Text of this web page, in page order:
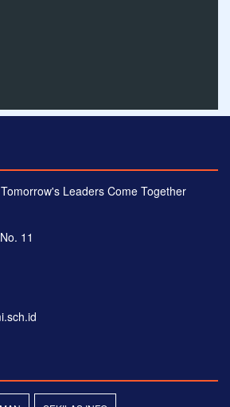
Leaders Come Together
11